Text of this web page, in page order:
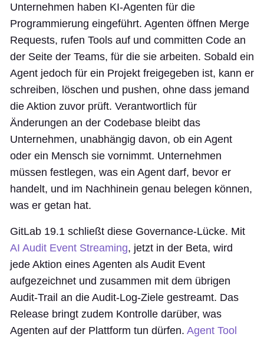
Unternehmen haben KI-Agenten für die
Programmierung eingeführt. Agenten öffnen Merge
Requests, rufen Tools auf und committen Code an
der Seite der Teams, für die sie arbeiten. Sobald ein
Agent jedoch für ein Projekt freigegeben ist, kann er
schreiben, löschen und pushen, ohne dass jemand
die Aktion zuvor prüft. Verantwortlich für
Änderungen an der Codebase bleibt das
Unternehmen, unabhängig davon, ob ein Agent
oder ein Mensch sie vornimmt. Unternehmen
müssen festlegen, was ein Agent darf, bevor er
handelt, und im Nachhinein genau belegen können,
was er getan hat.
GitLab 19.1 schließt diese Governance-Lücke. Mit
AI Audit Event Streaming, jetzt in der Beta, wird
jede Aktion eines Agenten als Audit Event
aufgezeichnet und zusammen mit dem übrigen
Audit-Trail an die Audit-Log-Ziele gestreamt. Das
Release bringt zudem Kontrolle darüber, was
Agenten auf der Plattform tun dürfen. Agent Tool